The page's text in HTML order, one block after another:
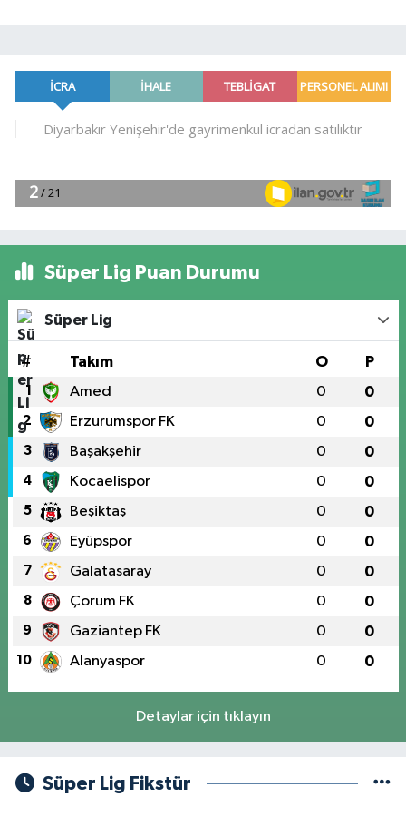
Süper Lig Puan Durumu
Süper Lig
# Takım O P
1 Amed 0 0
2 Erzurumspor FK 0 0
3 Başakşehir 0 0
4 Kocaelispor 0 0
5 Beşiktaş 0 0
6 Eyüpspor 0 0
7 Galatasaray 0 0
8 Çorum FK 0 0
9 Gaziantep FK 0 0
10 Alanyaspor 0 0
Detaylar için tıklayın
Süper Lig Fikstür